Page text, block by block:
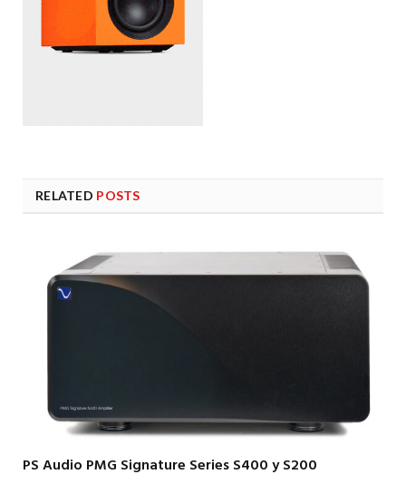
RELATED POSTS
PS Audio PMG Signature Series S400 y S200